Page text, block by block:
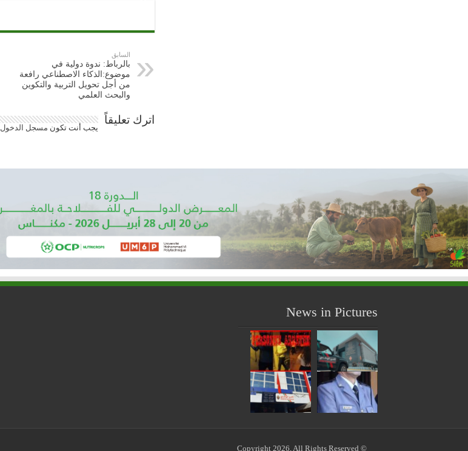
السابق
بالرباط: ندوة دولية في
موضوع:الذكاء الاصطناعي رافعة
من أجل تحويل التربية والتكوين
والبحث العلمي
اترك تعليقاً
يجب أنت تكون مسجل الدخول
News in Pictures
© Copyright 2026, All Rights Reserved